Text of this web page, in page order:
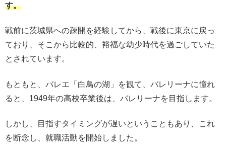
す。
戦前に茨城県への疎開を経験してから、戦後に東京に戻っ
ており、そこから比較的、裕福な幼少時代を過ごしていた
とされています。
もともと、バレエ「白鳥の湖」を観て、バレリーナに憧れ
ると、1949年の高校卒業後は、バレリーナを目指します。
しかし、目指すタイミングが遅いということもあり、これ
を断念し、就職活動を開始しました。